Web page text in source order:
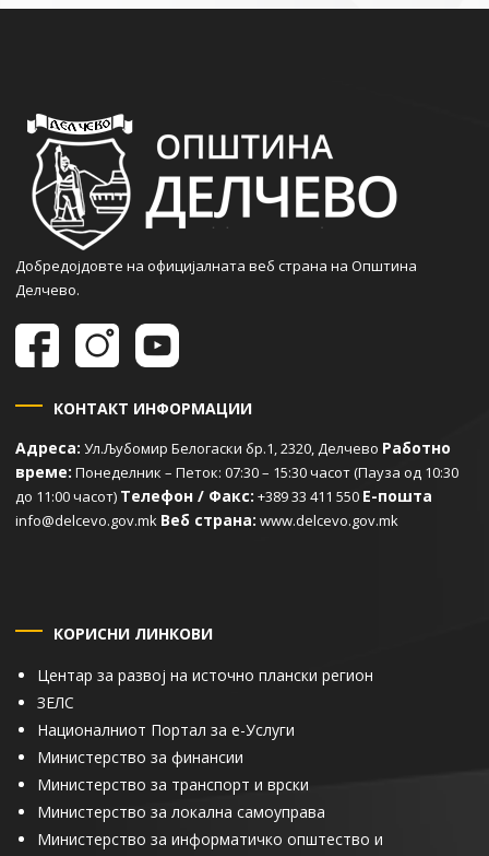
Добредојдовте на официјалната веб страна на Општина
Делчево.
КОНТАКТ ИНФОРМАЦИИ
Адреса: Ул.Љубомир Белогаски бр.1, 2320, Делчево Работно
време: Понеделник – Петок: 07:30 – 15:30 часот (Пауза од 10:30
до 11:00 часот) Телефон / Факс: +389 33 411 550 Е-пошта
info@delcevo.gov.mk Веб страна: www.delcevo.gov.mk
КОРИСНИ ЛИНКОВИ
Центар за развој на источно плански регион
ЗЕЛС
Националниот Портал за е-Услуги
Министерство за финансии
Министерство за транспорт и врски
Министерство за локална самоуправа
Министерство за информатичко општество и